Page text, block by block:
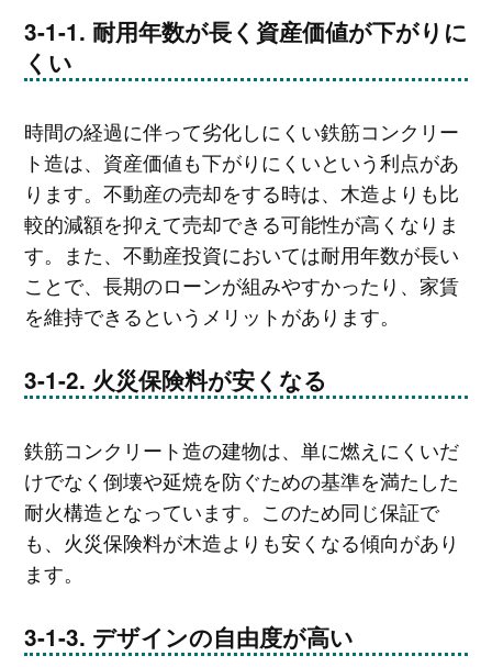
耐用年数が長く資産価値が下がりに
くい
時間の経過に伴って劣化しにくい鉄筋コンクリー
ト造は、資産価値も下がりにくいという利点があ
ります。不動産の売却をする時は、木造よりも比
較的減額を抑えて売却できる可能性が高くなりま
す。また、不動産投資においては耐用年数が長い
ことで、長期のローンが組みやすかったり、家賃
を維持できるというメリットがあります。
火災保険料が安くなる
鉄筋コンクリート造の建物は、単に燃えにくいだ
けでなく倒壊や延焼を防ぐための基準を満たした
耐火構造となっています。このため同じ保証で
も、火災保険料が木造よりも安くなる傾向があり
ます。
デザインの自由度が高い